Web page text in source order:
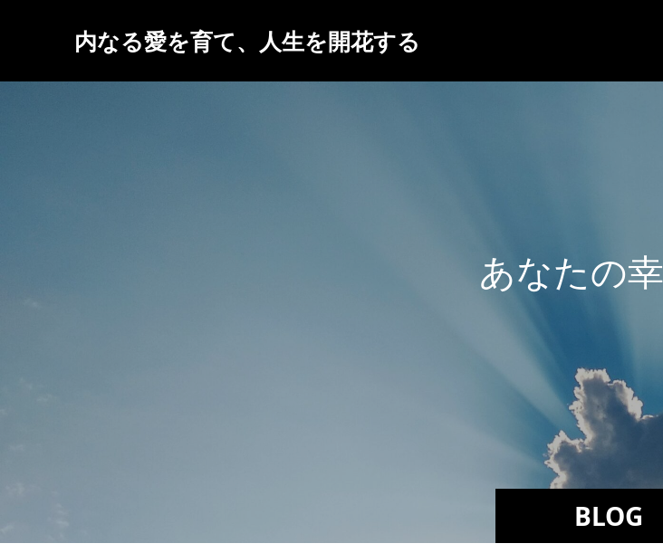
内なる愛を育て、人生を開花する
BLOG
あ な た の 幸
ヒントがこ